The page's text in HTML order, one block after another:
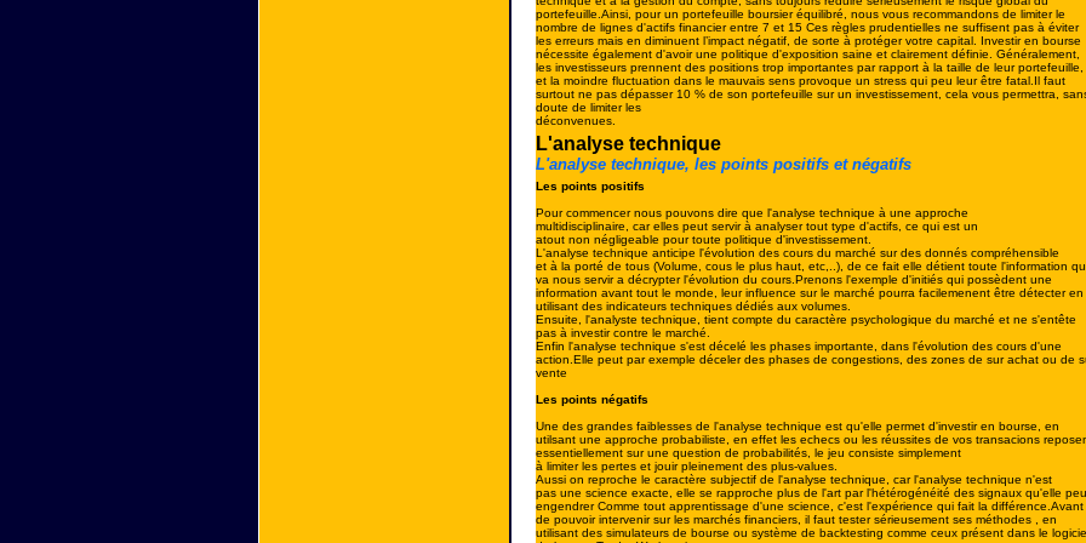
portefeuille.Ainsi, pour un portefeuille boursier équilibré, nous vous recommandons de limiter le
nombre de lignes d'actifs financier entre 7 et 15 Ces règles prudentielles ne suffisent pas à éviter
les erreurs mais en diminuent l’impact négatif, de sorte à protéger votre capital. Investir en bourse
nécessite également d'avoir une politique d'exposition saine et clairement définie. Généralement,
les investisseurs prennent des positions trop importantes par rapport à la taille de leur portefeuille,
et la moindre fluctuation dans le mauvais sens provoque un stress qui peu leur être fatal.Il faut
surtout ne pas dépasser 10 % de son portefeuille sur un investissement, cela vous permettra,
doute de limiter les
déconvenues.
L'analyse technique
L'analyse technique, les points positifs et négatifs
Les points positifs
Pour commencer nous pouvons dire que l'analyse technique à une approche
multidisciplinaire, car elles peut servir à analyser tout type d'actifs, ce qui est un
atout non négligeable pour toute politique d'investissement.
L'analyse technique anticipe l'évolution des cours du marché sur des donnés compréhensible
et à la porté de tous (Volume, cous le plus haut, etc,..), de ce fait elle détient toute l'information
va nous servir a décrypter l'évolution du cours.Prenons l'exemple d'initiés qui possèdent une
information avant tout le monde, leur influence sur le marché pourra facilemenent être détecter en
utilisant des indicateurs techniques dédiés aux volumes.
Ensuite, l'analyste technique, tient compte du caractère psychologique du marché et ne s'entête
pas à investir contre le marché.
Enfin l'analyse technique s'est décelé les phases importante, dans l'évolution des cours d'une
action.Elle peut par exemple déceler des phases de congestions, des zones de sur achat ou de
vente
Les points négatifs
Une des grandes faiblesses de l'analyse technique est qu'elle permet d'investir en bourse, en
utilsant une approche probabiliste, en effet les echecs ou les réussites de vos transacions
essentiellement sur une question de probabilités, le jeu consiste simplement
à limiter les pertes et jouir pleinement des plus-values.
Aussi on reproche le caractère subjectif de l'analyse technique, car l'analyse technique n'est
pas une science exacte, elle se rapproche plus de l'art par l'hétérogénéité des signaux qu'elle
engendrer Comme tout apprentissage d'une science, c'est l'expérience qui fait la différence.Avant
de pouvoir intervenir sur les marchés financiers, il faut tester sérieusement ses méthodes , en
utilisant des simulateurs de bourse ou système de backtesting comme ceux présent dans le